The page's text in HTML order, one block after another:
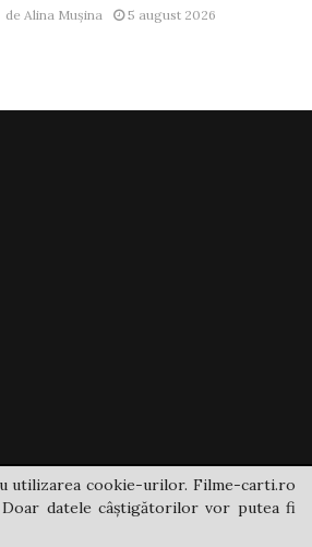
de Alina Mușina 5 august 2026
utilizarea cookie-urilor. Filme-carti.ro
datele câștigătorilor vor putea fi